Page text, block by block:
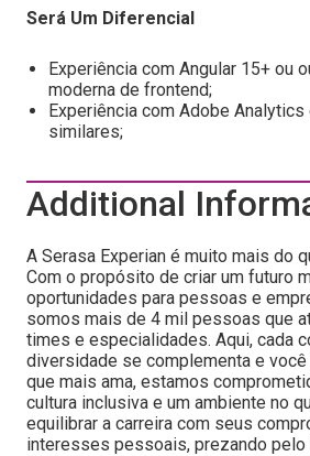
Será Um Diferencial
Experiência com Angular 15+ ou
moderna de frontend;
Experiência com Adobe
similares;
Additional
A Serasa Experian é muito mais do
Com o propósito de criar um futuro
oportunidades para pessoas e
somos mais de 4 mil pessoas que
times e especialidades. Aqui, cada
diversidade se complementa e você
que mais ama, estamos
cultura inclusiva e um ambiente no
equilibrar a carreira com seus
interesses pessoais, prezando pelo